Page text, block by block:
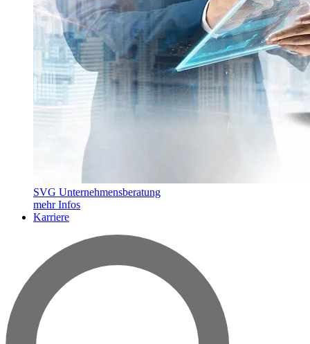
SVG Unternehmensberatung
mehr Infos
Karriere